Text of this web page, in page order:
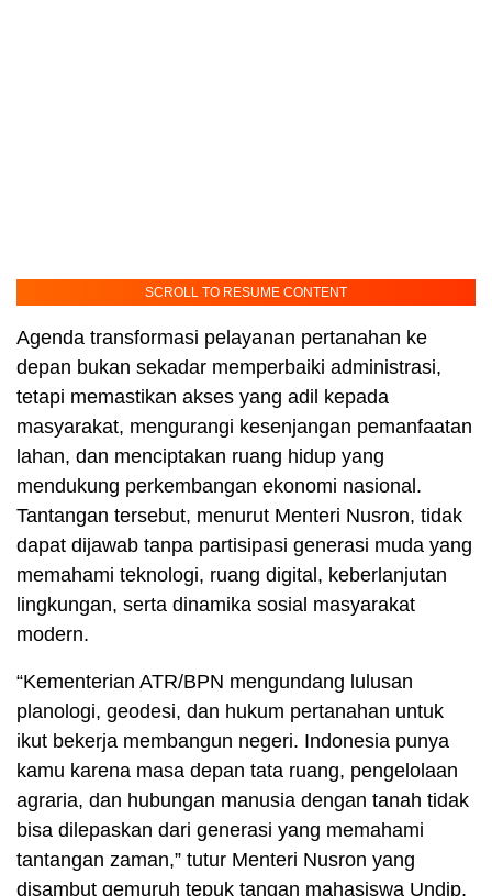
SCROLL TO RESUME CONTENT
Agenda transformasi pelayanan pertanahan ke
depan bukan sekadar memperbaiki administrasi,
tetapi memastikan akses yang adil kepada
masyarakat, mengurangi kesenjangan pemanfaatan
lahan, dan menciptakan ruang hidup yang
mendukung perkembangan ekonomi nasional.
Tantangan tersebut, menurut Menteri Nusron, tidak
dapat dijawab tanpa partisipasi generasi muda yang
memahami teknologi, ruang digital, keberlanjutan
lingkungan, serta dinamika sosial masyarakat
modern.
“Kementerian ATR/BPN mengundang lulusan
planologi, geodesi, dan hukum pertanahan untuk
ikut bekerja membangun negeri. Indonesia punya
kamu karena masa depan tata ruang, pengelolaan
agraria, dan hubungan manusia dengan tanah tidak
bisa dilepaskan dari generasi yang memahami
tantangan zaman,” tutur Menteri Nusron yang
disambut gemuruh tepuk tangan mahasiswa Undip.